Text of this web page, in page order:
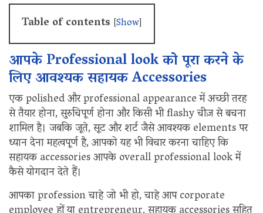
Table of contents [Show]
आपके Professional look को पूरा करने के
लिए आवश्यक सहायक Accessories
एक polished और professional appearance में अच्छी तरह
से तैयार होना, सुरुचिपूर्ण होना और किसी भी flashy चीज़ से बचना
शामिल है। जबकि जूते, सूट और शर्ट जैसे आवश्यक elements पर
ध्यान देना महत्वपूर्ण है, आपको यह भी विचार करना चाहिए कि
सहायक accessories आपके overall professional look में
कैसे योगदान देते हैं।
आपका profession चाहे जो भी हो, चाहे आप corporate